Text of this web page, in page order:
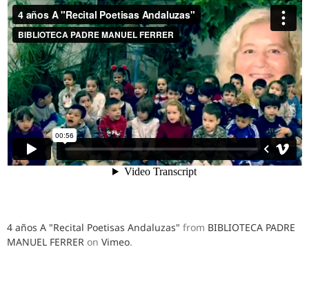
4 años A "Recital Poetisas Andaluzas" from BIBLIOTECA PADRE
MANUEL FERRER on Vimeo.